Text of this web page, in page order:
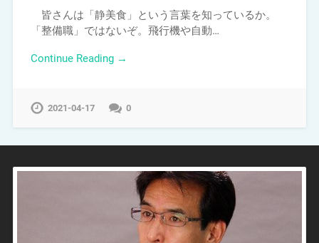
皆さんは「静美食」という言葉を知っているか。
「整備職」ではないぞ。飛行機や自動…
Continue Reading →
2021-04-17 0